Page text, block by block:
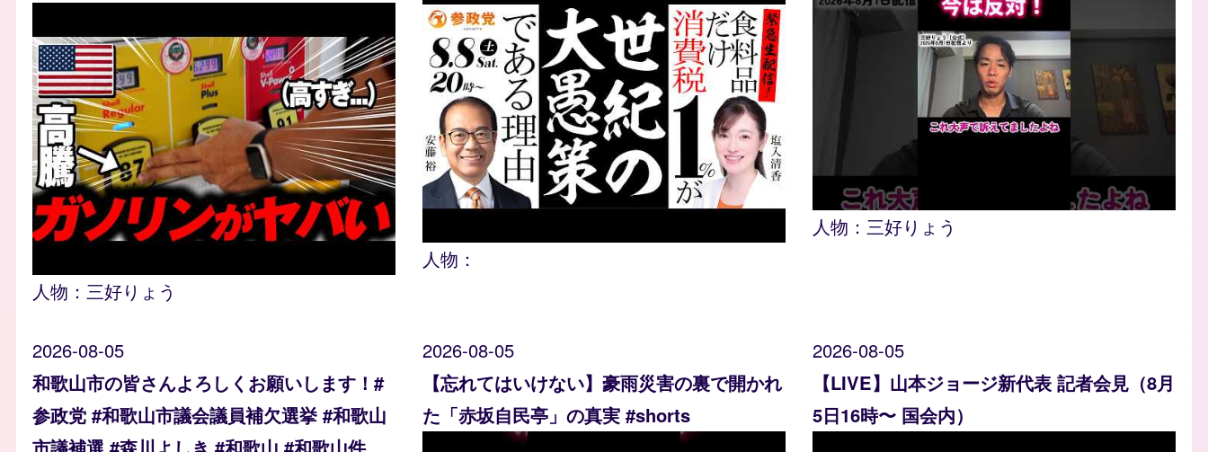
人物： 三好りょう
人物：
人物： 三好りょう
2026-08-05
和歌山市の皆さんよろしくお願いします！#
参政党 #和歌山市議会議員補欠選挙 #和歌山
市議補選 #森川よしき #和歌山 #和歌山件
2026-08-05
【忘れてはいけない】豪雨災害の裏で開かれ
た「赤坂自民亭」の真実 #shorts
2026-08-05
【LIVE】山本ジョージ新代表 記者会見（8月
5日16時〜 国会内）